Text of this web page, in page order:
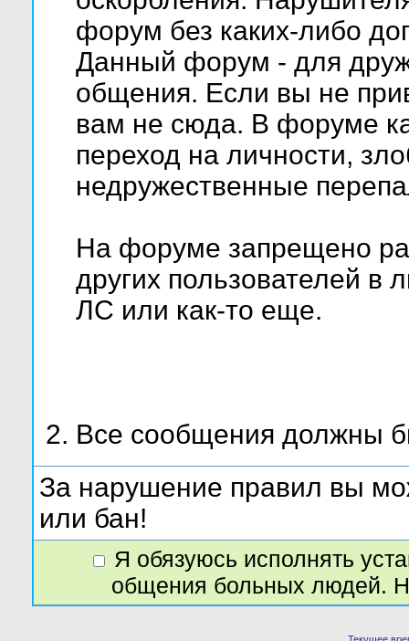
форум без каких-либо
Данный форум - для
общения. Если вы не
вам не сюда. В форуме
переход на личности,
недружественные
На форуме запрещено
других пользователей в
ЛС или как-то еще.
Все сообщения должны
За нарушение правил вы
или бан!
Я обязуюсь исполнять
общения больных людей.